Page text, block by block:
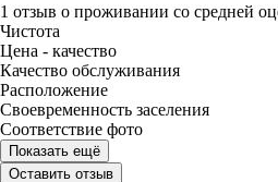
1 отзыв о проживании со средней
Чистота
Цена - качество
Качество обслуживания
Расположение
Своевременность заселения
Соответствие фото
Показать ещё
Оставить отзыв